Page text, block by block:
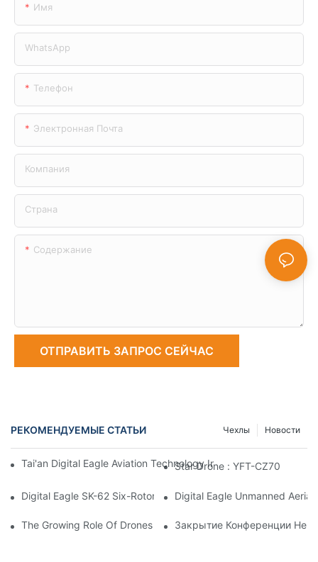
Имя
WhatsApp
Телефон
Электронная Почта
Компания
Страна
Содержание
ОТПРАВИТЬ ЗАПРОС СЕЙЧАС
РЕКОМЕНДУЕМЫЕ СТАТЬИ Новости
Чехлы
Tai'an Digital Eagle Aviation Technology Industrial Park-New
Star Drone : YFT-CZ70
Digital Eagle SK-62 Six-Rotor Security Drone/UAV Testing
Digital Eagle Unmanned Aerial
The Growing Role Of Drones Across Various Industries
Закрытие Конференции Не